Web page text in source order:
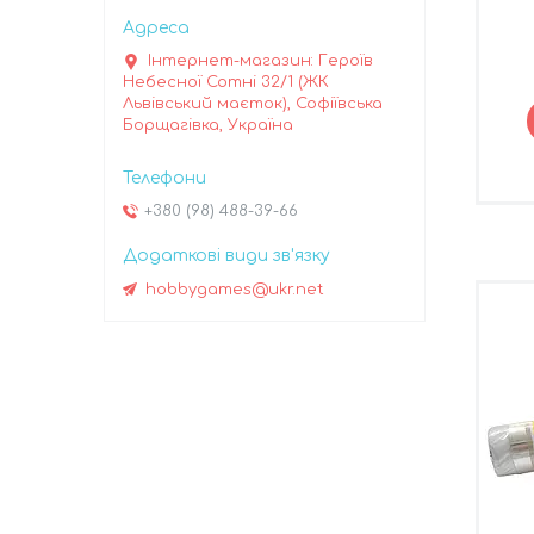
Інтернет-магазин: Героїв
Небесної Сотні 32/1 (ЖК
Львівський маєток), Софіївська
Борщагівка, Україна
+380 (98) 488-39-66
hobbygames@ukr.net